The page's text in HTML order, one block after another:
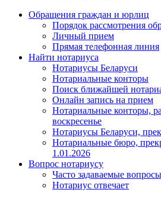
Обращения граждан и юрлиц
Порядок рассмотрения
Личный прием
Прямая телефонная линия
Найти нотариуса
Нотариусы Беларуси
Нотариальные конторы
Поиск ближайшей
Онлайн запись на прием
Нотариальные конторы,
воскресенье
Нотариусы Беларуси,
Нотариальные бюро,
1.01.2026
Вопрос нотариусу
Часто задаваемые вопросы
Нотариус отвечает